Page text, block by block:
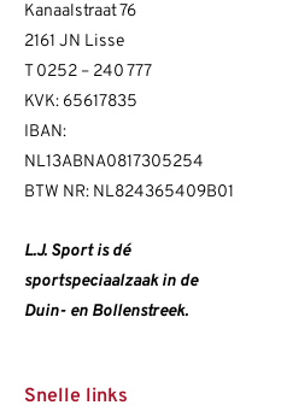
Kanaalstraat 76
2161 JN Lisse
T 0252 – 240 777
KVK: 65617835
IBAN:
NL13ABNA0817305254
BTW NR: NL824365409B01
L.J. Sport is dé
sportspeciaalzaak in de
Duin- en Bollenstreek.
Snelle links